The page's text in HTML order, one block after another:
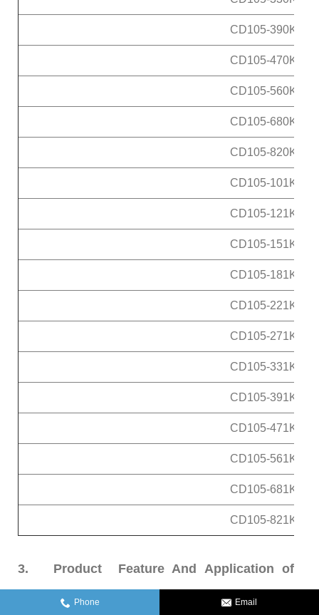
CD105-390K
CD105-470K
CD105-560K
CD105-680K
CD105-820K
CD105-101K
CD105-121K
CD105-151K
CD105-181K
CD105-221K
CD105-271K
CD105-331K
CD105-391K
CD105-471K
CD105-561K
CD105-681K
CD105-821K
3. Product Feature And Application of
CD31-105 Chip Inductor